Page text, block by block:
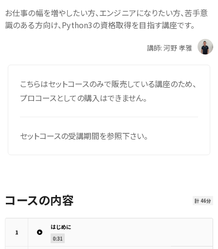
お仕事の幅を増やしたい方、エンジニアになりたい方、苦手意
識のある方向け、Python3の資格取得を目指す講座です。
講師: 河野 孝雅
こちらはセットコースのみで販売している講座のため、
プロコースとしての購入はできません。
セットコースの受講期間を参照下さい。
コースの内容 計 46分
1
はじめに
0:31